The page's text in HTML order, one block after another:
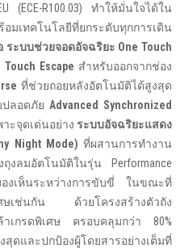
R100.03) ทำให้มั่นใจได้ใน
เทคโนโลยีที่ยกระดับทุกการเดิน
ระบบช่วยจอดอัจฉริยะ One Touch
Touch Escape สำหรับออกจากช่อง
ที่ช่วยถอยหลังอัตโนมัติได้สูงสุด
ลอดภัย Advanced Synchronized
ะจุดเด่นอย่าง ระบบอัจฉริยะแสดง
Night Mode) ที่ผสานการทำงาน
ถุงลมอัตโนมัติในรุ่น Performance
งเห็นระหว่างการขับขี่ ในขณะที่
ศษเช่นกัน ด้วยโครงสร้างตัวถัง
าเกรดพิเศษ ครอบคลุมกว่า 80%
ดและปกป้องผู้โดยสารอย่างเต็มที่